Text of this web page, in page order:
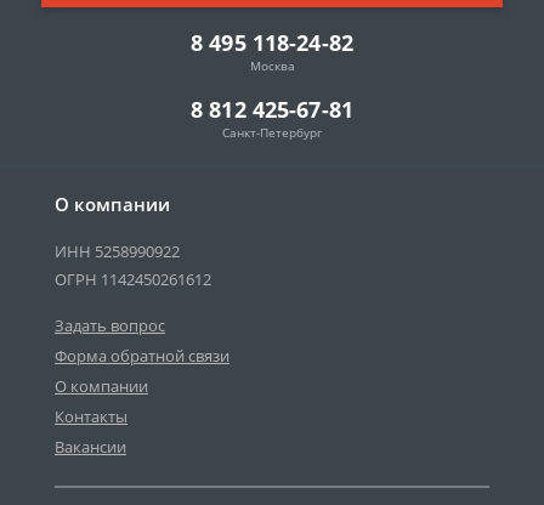
О компании
ИНН 5258990922
ОГРН 1142450261612
Задать вопрос
Форма обратной связи
О компании
Контакты
Вакансии
8 495 118-24-82
Москва
8 812 425-67-81
Санкт-Петербург